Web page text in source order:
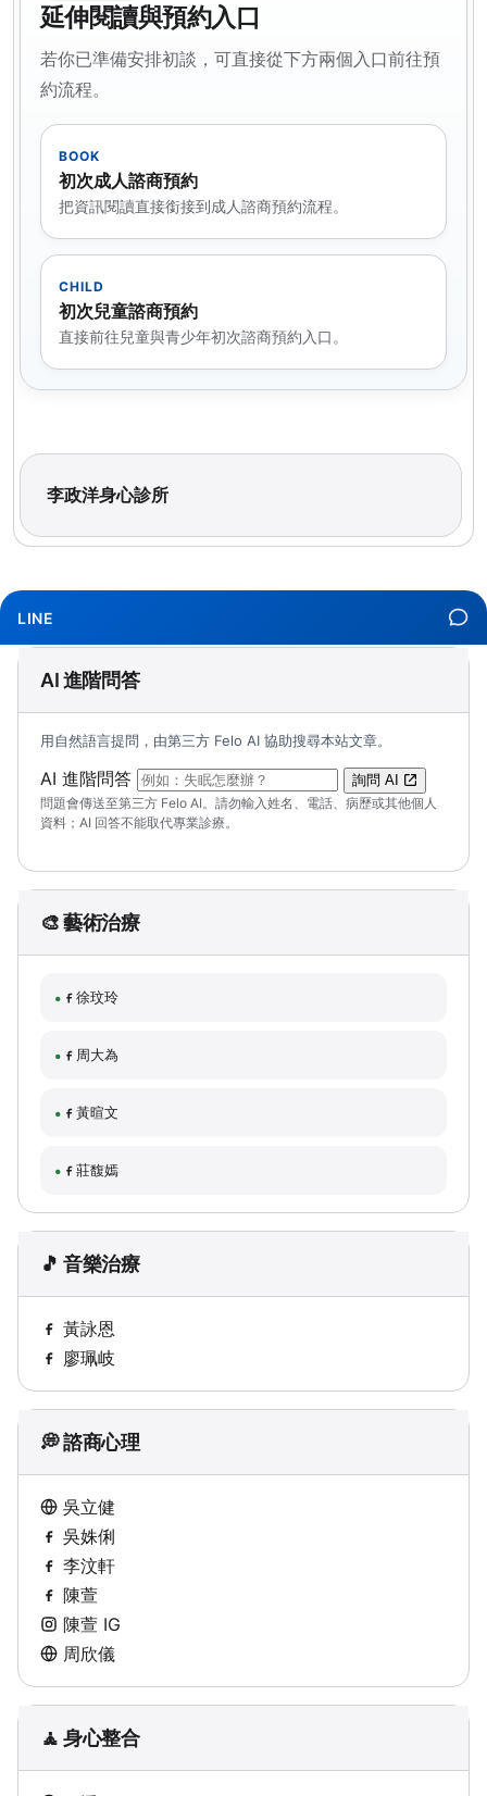
延伸閱讀與預約入口
若你已準備安排初談，可直接從下方兩個入口前往預
約流程。
BOOK
初次成人諮商預約
把資訊閱讀直接銜接到成人諮商預約流程。
CHILD
初次兒童諮商預約
直接前往兒童與青少年初次諮商預約入口。
李政洋身心診所
LINE
AI 進階問答
用自然語言提問，由第三方 Felo AI 協助搜尋本站文章。
AI 進階問答 （可輸入自然語言問題；送出後會開啟 Felo
詢問 AI
問題會傳送至第三方 Felo AI。請勿輸入姓名、電話、病歷或其他個人
資料；AI 回答不能取代專業診療。
🎨 藝術治療
徐玟玲
周大為
黃暄文
莊馥嫣
🎵 音樂治療
黃詠恩
廖珮岐
💭 諮商心理
吳立健
吳姝俐
李汶軒
陳萱
陳萱 IG
周欣儀
🧘 身心整合